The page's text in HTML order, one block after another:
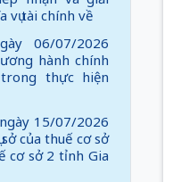
vụ tài chính về
06/07/2026
hành chính
thực hiện
15/07/2026
của thuế cơ sở
cơ sở 2 tỉnh Gia